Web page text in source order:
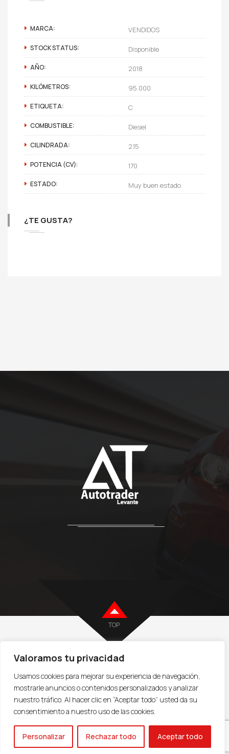
Valoramos tu privacidad
Usamos cookies para mejorar su experiencia de navegación,
mostrarle anuncios o contenidos personalizados y analizar
nuestro tráfico. Al hacer clic en “Aceptar todo” usted da su
consentimiento a nuestro uso de las cookies.
Personalizar Rechazar todo Aceptar todo
MARCA: VENDIDOS
STOCK STATUS: Disponible
AÑO: 2018
KILÓMETROS: 95.000
ETIQUETA: C
COMBUSTIBLE: Diesel
CILINDRADA: 2.15
POTENCIA (CV): 170
ESTADO: Muy buen estado
¿TE GUSTA?
TOP
VENDER COCHE I TASAR MI COCHE IVENDER FURGONETA |VENDER
AVISO LEGAL POLÍTICA DE PRIVACIDAD
2021 . TODOS LOS DERECHOS RESERVADOS.LEAD-IN BUSINESS
¡Hola, pídenos información!